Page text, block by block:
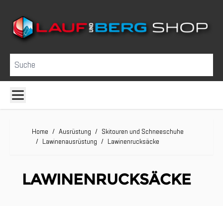
Suche
Home / Ausrüstung / Skitouren und Schneeschuhe
/ Lawinenausrüstung / Lawinenrucksäcke
LAWINENRUCKSÄCKE